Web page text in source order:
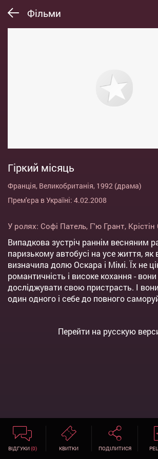
Фільми
Гіркий місяць
Франція, Великобританія, 1992 (драма)
Прем'єра в Україні: 4.02.2008
У ролях: Софі Патель, Г'ю Грант,
Випадкова зустріч раннім весняним
паризькому автобусі на усе життя, як
визначила долю Оскара і Мімі. Їх не
романтичність і високе кохання - вони
досліджувати свою пристрасть. І
один одного і себе до повного
Перейти на русскую
ВІДГУКИ(0) КВИТКИ ПОДІЛИТИСЯ